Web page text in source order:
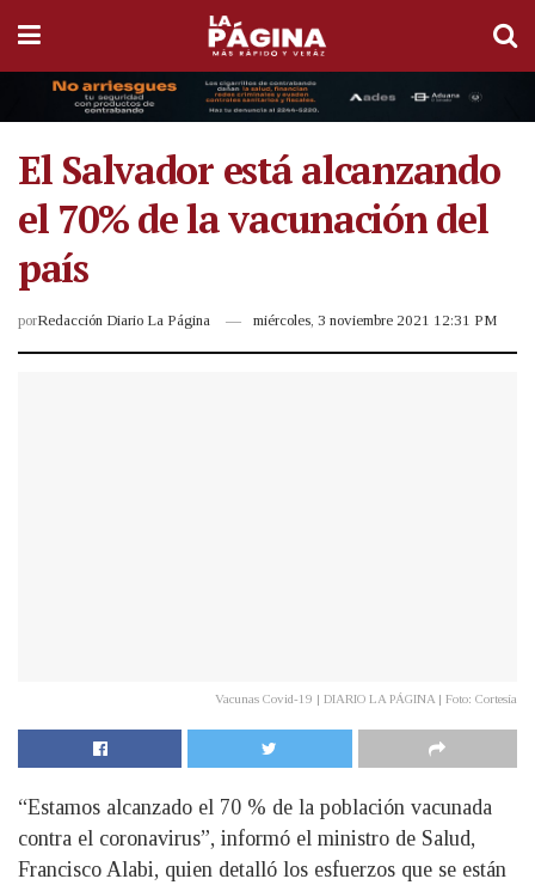
El Salvador está alcanzando
el 70% de la vacunación del
país
porRedacción Diario La Página miércoles, 3 noviembre 2021 12:31 PM
Vacunas Covid-19 | DIARIO LA PÁGINA | Foto: Cortesía
“Estamos alcanzado el 70 % de la población vacunada
contra el coronavirus”, informó el ministro de Salud,
Francisco Alabi, quien detalló los esfuerzos que se están